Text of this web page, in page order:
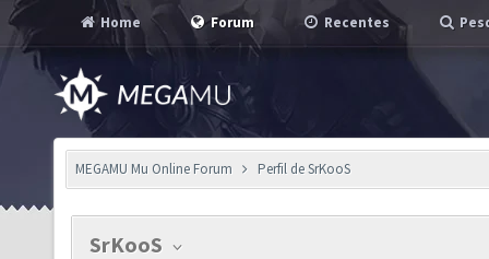
Home Forum Recentes
MEGAMU Mu Online Forum Perfil de SrKooS
SrKooS